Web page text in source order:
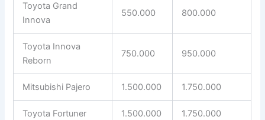
Toyota Grand
Innova
550.000 800.000
Toyota Innova
Reborn
750.000 950.000
Mitsubishi Pajero 1.500.000 1.750.000
Toyota Fortuner 1.500.000 1.750.000